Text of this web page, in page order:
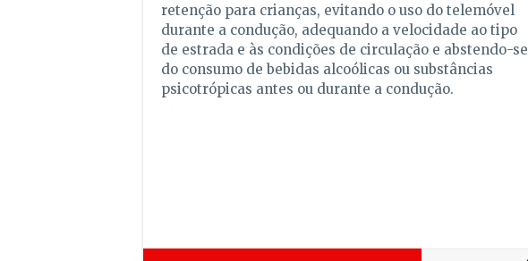
retenção para crianças, evitando o uso do telemóvel
durante a condução, adequando a velocidade ao tipo
de estrada e às condições de circulação e abstendo-se
do consumo de bebidas alcoólicas ou substâncias
psicotrópicas antes ou durante a condução.